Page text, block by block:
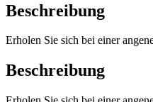
Beschreibung
Erholen Sie sich bei einer
Beschreibung